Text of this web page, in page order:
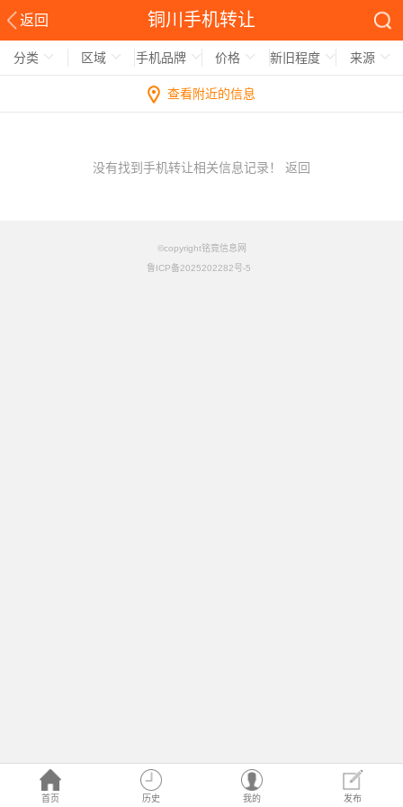
返回 铜川手机转让
首页 历史 我的 发布
分类 区域 手机品牌 价格 新旧程度 来源
查看附近的信息
没有找到手机转让相关信息记录！ 返回
©copyright铭竟信息网
鲁ICP备2025202282号-5